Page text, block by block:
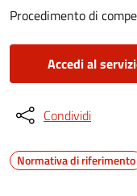
Procedimento di
Accedi al
Condividi
Normativa di riferimento